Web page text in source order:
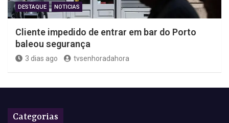
DESTAQUE NOTICIAS
Cliente impedido de entrar em bar do Porto
baleou segurança
3 dias ago tvsenhoradahora
Categorias